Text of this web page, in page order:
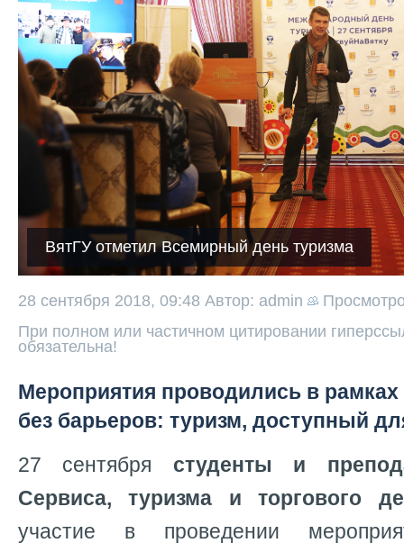
ВятГУ отметил Всемирный день туризма
28 сентября 2018, 09:48 Автор: admin
При полном или частичном цитировании
обязательна!
Мероприятия проводились в рамках
без барьеров: туризм, доступный
27 сентября студенты и
Сервиса, туризма и торгового
участие в проведении